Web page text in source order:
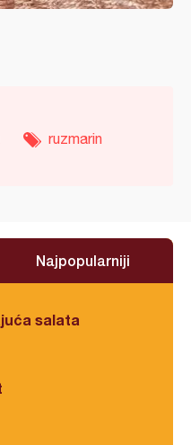
ruzmarin
Najpopularniji
salata